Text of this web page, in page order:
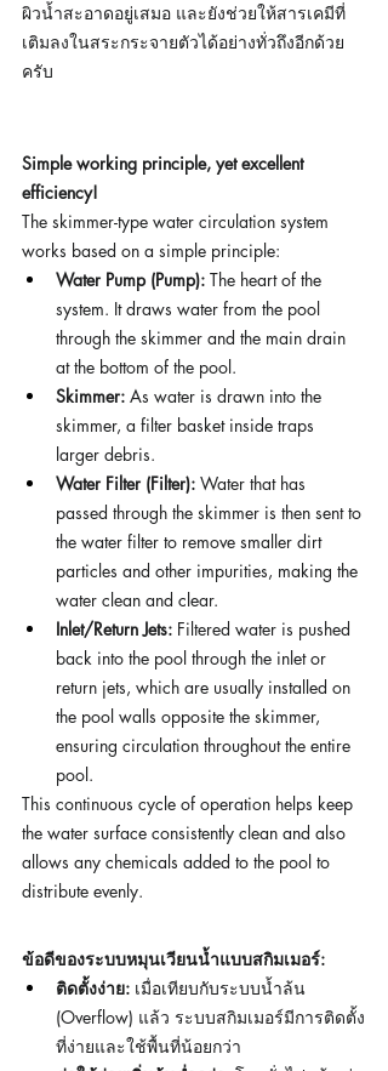
ผิวน้ำสะอาดอยู่เสมอ และยังช่วยให้สารเคมีที่
เติมลงในสระกระจายตัวได้อย่างทั่วถึงอีกด้วย
ครับ
Simple working principle, yet excellent
efficiency!
The skimmer-type water circulation system
works based on a simple principle:
Water Pump (Pump): The heart of the
system. It draws water from the pool
through the skimmer and the main drain
at the bottom of the pool.
Skimmer: As water is drawn into the
skimmer, a filter basket inside traps
larger debris.
Water Filter (Filter): Water that has
passed through the skimmer is then sent to
the water filter to remove smaller dirt
particles and other impurities, making the
water clean and clear.
Inlet/Return Jets: Filtered water is pushed
back into the pool through the inlet or
return jets, which are usually installed on
the pool walls opposite the skimmer,
ensuring circulation throughout the entire
pool.
This continuous cycle of operation helps keep
the water surface consistently clean and also
allows any chemicals added to the pool to
distribute evenly.
ข้อดีของระบบหมุนเวียนน้ำแบบสกิมเมอร์:
ติดตั้งง่าย: เมื่อเทียบกับระบบน้ำล้น
(Overflow) แล้ว ระบบสกิมเมอร์มีการติดตั้ง
ที่ง่ายและใช้พื้นที่น้อยกว่า